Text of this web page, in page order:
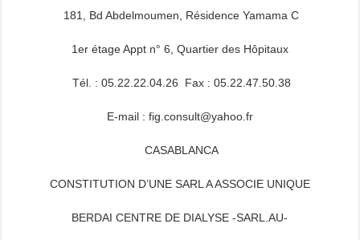
181, Bd Abdelmoumen, Résidence Yamama C
1er étage Appt n° 6, Quartier des Hôpitaux
Tél. : 05.22.22.04.26 Fax : 05.22.47.50.38
E-mail : fig.consult@yahoo.fr
CASABLANCA
CONSTITUTION D’UNE SARL A ASSOCIE UNIQUE
BERDAI CENTRE DE DIALYSE -SARL.AU-